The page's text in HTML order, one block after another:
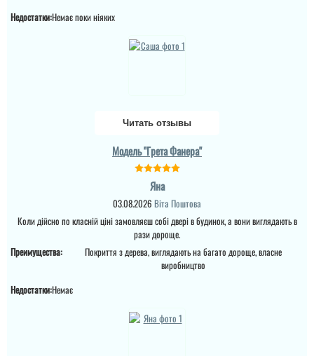
квартиру.Залишились
сервісом,і
клієнтоорієнтовністю,і
ВИЩОМУ РІВНІ ! Бажаю
Замовляли троє дверей
в будинок. Двоє глухі і
моделі.
Недостатки:Немає поки ніяких
Читать отзывы
Модель "Грета Фанера"
Яна
03.08.2026 Віта Поштова
Коли дійсно по класній ціні замовляєш собі двері в будинок, а вони виглядають в
рази дороще.
Преимущества:
Покриття з дерева, виглядають на багато дороще, власне
виробництво
Недостатки:Немає